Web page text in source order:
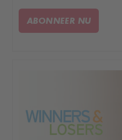
voor hem. Jenny moet
waarheden onder ogen
en behoeftigheid, maar
ABONNEER NU